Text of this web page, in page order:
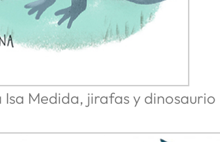
Medida, jirafas y dinosaurio